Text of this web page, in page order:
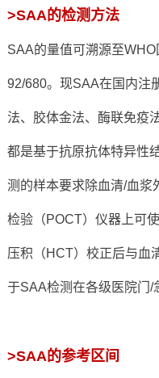
>SAA的检测方法
SAA的量值可溯源至WHO
92/680。现SAA在国内注
法、胶体金法、酶联免疫
都是基于抗原抗体特异
测的样本要求除血清/血浆
检验（POCT）仪器上可
压积（HCT）校正后与血
于SAA检测在各级医院门/
>SAA的参考区间